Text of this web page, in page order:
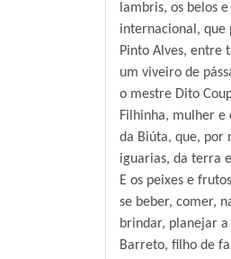
lambris, os belos
internacional, que
Pinto Alves, entre
um viveiro de
o mestre Dito
Filhinha, mulher e
da Biúta, que, por
iguarias, da terra
E os peixes e
se beber, comer,
brindar, planejar
Barreto, filho de